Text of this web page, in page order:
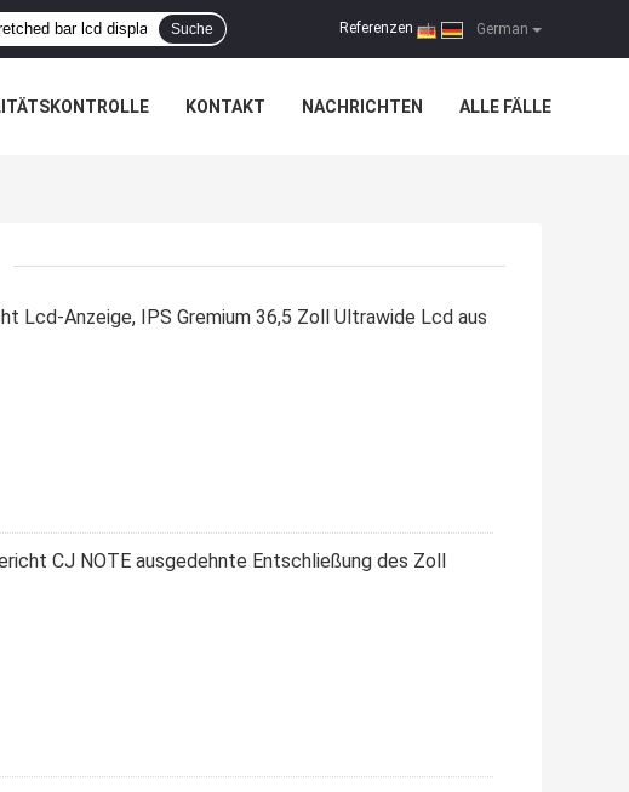
German
Referenzen |
Suche
KONTAKT NACHRICHTEN ALLE FÄLLE
Lcd-Anzeige, IPS Gremium 36,5 Zoll Ultrawide Lcd aus
CJ NOTE ausgedehnte Entschließung des Zoll